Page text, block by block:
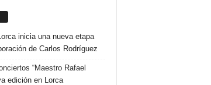
inicia una nueva etapa
de Carlos Rodríguez
“Maestro Rafael
edición en Lorca